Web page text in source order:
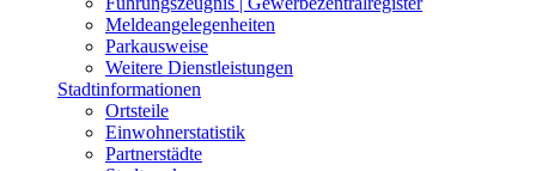
Meldeangelegenheiten
Parkausweise
Weitere Dienstleistungen
Stadtinformationen
Ortsteile
Einwohnerstatistik
Partnerstädte